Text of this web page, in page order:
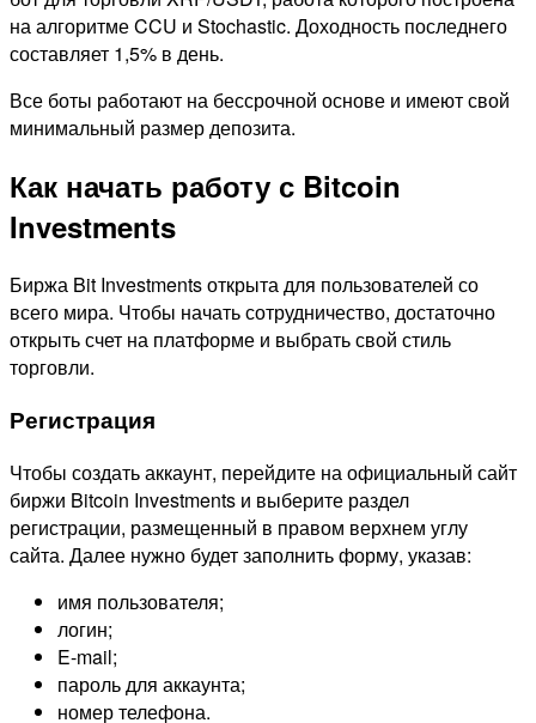
на алгоритме CCU и Stochastic. Доходность последнего
составляет 1,5% в день.
Все боты работают на бессрочной основе и имеют свой
минимальный размер депозита.
Как начать работу с Bitcoin
Investments
Биржа Bit Investments открыта для пользователей со
всего мира. Чтобы начать сотрудничество, достаточно
открыть счет на платформе и выбрать свой стиль
торговли.
Регистрация
Чтобы создать аккаунт, перейдите на официальный сайт
биржи Bitcoin Investments и выберите раздел
регистрации, размещенный в правом верхнем углу
сайта. Далее нужно будет заполнить форму, указав:
имя пользователя;
логин;
E-mail;
пароль для аккаунта;
номер телефона.